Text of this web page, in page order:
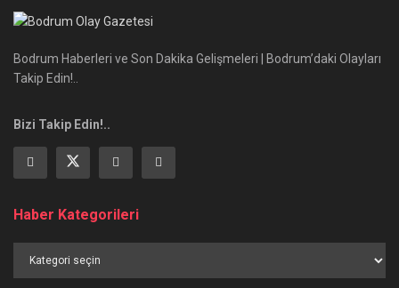
Bodrum Haberleri ve Son Dakika Gelişmeleri | Bodrum’daki Olayları
Takip Edin!..
Bizi Takip Edin!..
Haber Kategorileri
Kategorileri